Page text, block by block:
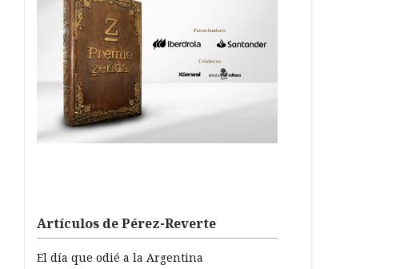
Artículos de Pérez-Reverte
El día que odié a la Argentina